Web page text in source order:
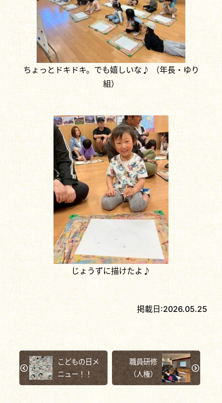
ちょっとドキドキ。でも嬉しいな♪ （年長・ゆり
組）
じょうずに描けたよ♪
掲載日:2026.05.25
こどもの日メ
ニュー！！
職員研修
（人権）